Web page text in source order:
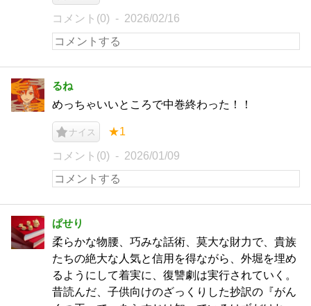
コメント(0) 2026/02/16
るね
めっちゃいいところで中巻終わった！！
ナイス ★1
コメント(0) 2026/01/09
ぱせり
柔らかな物腰、巧みな話術、莫大な財力で、貴族
たちの絶大な人気と信用を得ながら、外堀を埋め
るようにして着実に、復讐劇は実行されていく。
昔読んだ、子供向けのざっくりした抄訳の『がん